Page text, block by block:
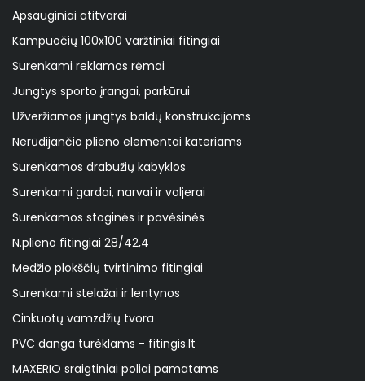
Apsauginiai atitvarai
Kampuočių 100x100 varžtiniai fitingiai
Surenkami reklamos rėmai
Jungtys sporto įrangai, parkūrui
Užveržiamos jungtys baldų konstrukcijoms
Nerūdijančio plieno elementai kateriams
Surenkamos drabužių kabyklos
Surenkami gardai, narvai ir voljerai
Surenkamos stoginės ir pavėsinės
N.plieno fitingiai 28/42,4
Medžio plokščių tvirtinimo fitingiai
Surenkami stelažai ir lentynos
Cinkuotų vamzdžių tvora
PVC danga turėklams - fitingis.lt
MAXERIO sraigtiniai poliai pamatams